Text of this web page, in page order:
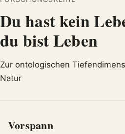
Du hast kein
du bist Leben
Zur ontologischen
Natur
Vorspann